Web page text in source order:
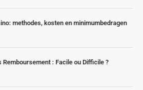
methodes, kosten en minimumbedragen
Remboursement : Facile ou Difficile ?